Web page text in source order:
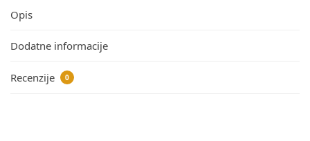
Opis
Dodatne informacije
Recenzije 0